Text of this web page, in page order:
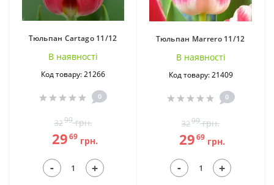
Підсніжники (4)
Поліантес (Тубероза)
Проліски (6)
Тюльпан Cartago 11/12
В наявностi
Код товару: 21266
0
3299грн.
2969грн.
- +
Тюльпан Marrero 11/12
В наявностi
Код товару: 21409
0
3299грн.
2969 грн.
- +